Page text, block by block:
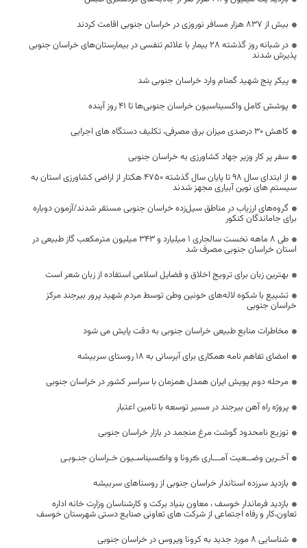
بیش از ۸۳۷ هزار مسافر نوروزی در خراسان جنوبی اقامت کردند
در شبانه روز گذشته 28 بیمار با علائم تنفسی در بیمارستان‌های خراسان جنوبی
پذیرش شدند
پیکر پنج شهید گمنام وارد خراسان جنوبی شد
پوشش کامل واکسیناسیون خراسان جنوبی‌ها تا ۴۱ روز آینده
کاهش 30 درصدی میزان برق مصرفی، تکلیف دستگاه های اجرایی
سفر پر کار وزیر جهاد کشاورزی به خراسان جنوبی
از ابتدای سال ۹۸ تا پایان سال گذشته ۴۷۵۰ هکتار از اراضی کشاورزی استان به
سیستم های نوین آبیاری مجهز شدند
گروه‌های ارزیاب در مناطق سیل‌زده خراسان جنوبی مستقر شدند/آزمون دوباره
برای جاماندگان کنکور
طی 8 ماهه نخست سالجاری 1 میلیارد و 343 میلیون مترمکعب گاز طبیعی در
استان خراسان جنوبی مصرف شد
بهترین زبان برای ترویج اخلاق و فضایل اسلامی استفاده از زبان شعر است
تشییع با شکوه لاله‌های خونین وطن توسط مردم شهید پرور بیرجند مرکز
خراسان جنوبی
مخاطرات منابع طبیعی خراسان جنوبی به دقت پایش می شود
امضای تفاهم نامه همکاری برای آبرسانی به ۱۸ روستای سربیشه
مرحله دوم پویش ایران همدل همزمان با سراسر کشور در خراسان جنوبی
پروژه راه آهن بیرجند در مسیر توسعه با تامین اعتبار
توزیع نامحدود گوشت مرغ منجمد در بازار خراسان جنوبی
آخـرین وضــعیت آمـــاری ڪرونا و واڪسیناسـیون خـراسان جنـوبـی
بازدید سرزده استاندار خراسان جنوبی از روستاهای سربیشه
بازدید فرماندار خوسف ، معاون بنیاد برکت و کارشناسان وزارت خانه اداره
تعاون،کار و رفاه اجتماعی از شرکت های تعاونی صنایع دستی شهرستان خوسف
شناسایی 8 مورد جدید به کرونا ویروس در خراسان جنوبی